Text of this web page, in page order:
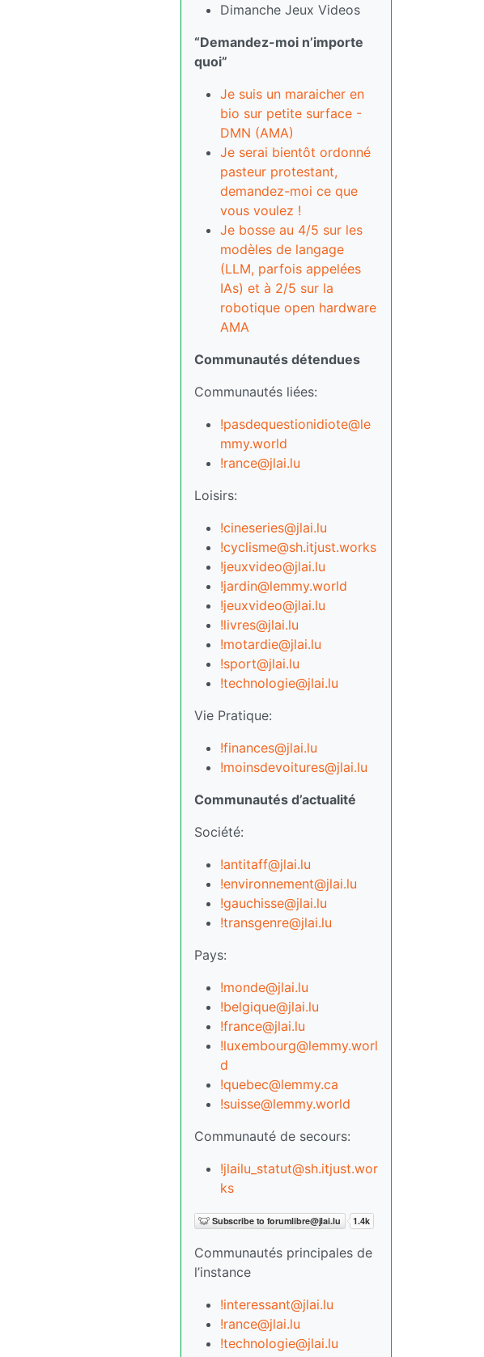
Dimanche Jeux Videos
“Demandez-moi n’importe
quoi”
Je suis un maraicher en
bio sur petite surface -
DMN (AMA)
Je serai bientôt ordonné
pasteur protestant,
demandez-moi ce que
vous voulez !
Je bosse au 4/5 sur les
modèles de langage
(LLM, parfois appelées
IAs) et à 2/5 sur la
robotique open hardware
AMA
Communautés détendues
Communautés liées:
!pasdequestionidiote@le
mmy.world
!rance@jlai.lu
Loisirs:
!cineseries@jlai.lu
!cyclisme@sh.itjust.works
!jeuxvideo@jlai.lu
!jardin@lemmy.world
!jeuxvideo@jlai.lu
!livres@jlai.lu
!motardie@jlai.lu
!sport@jlai.lu
!technologie@jlai.lu
Vie Pratique:
!finances@jlai.lu
!moinsdevoitures@jlai.lu
Communautés d’actualité
Société:
!antitaff@jlai.lu
!environnement@jlai.lu
!gauchisse@jlai.lu
!transgenre@jlai.lu
Pays:
!monde@jlai.lu
!belgique@jlai.lu
!france@jlai.lu
!luxembourg@lemmy.worl
d
!quebec@lemmy.ca
!suisse@lemmy.world
Communauté de secours:
!jlailu_statut@sh.itjust.wor
ks
Communautés principales de
l’instance
!interessant@jlai.lu
!rance@jlai.lu
!technologie@jlai.lu